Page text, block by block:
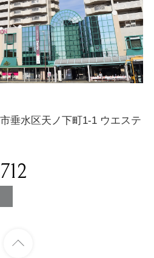
垂水区天ノ下町1-1 ウエステ